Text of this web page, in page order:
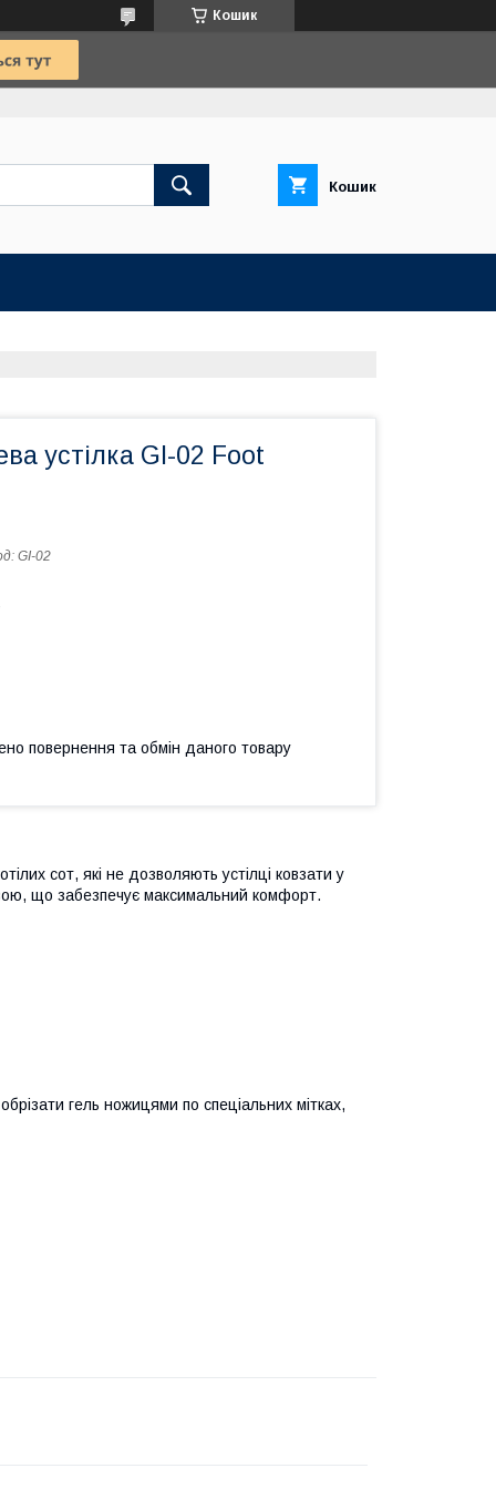
Кошик
Кошик
устілка GI-02 Foot
GI-02
повернення та обмін даного товару
сот, які не дозволяють устілці ковзати у
що забезпечує максимальний комфорт.
гель ножицями по спеціальних мітках,